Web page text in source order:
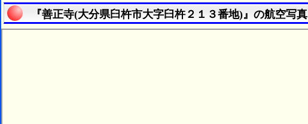
『善正寺(大分県臼杵市大字臼杵２１３番地)』の航空写真